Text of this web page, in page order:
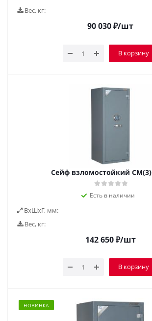
Вес, кг:
90 030₽/шт
В корзину
Сейф взломостойкий
Есть в наличии
ВxШxГ, мм:
Вес, кг:
142 650₽/шт
В корзину
НОВИНКА